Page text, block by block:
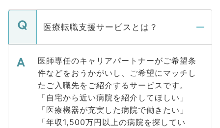
医療転職支援サービスとは？
医師専任のキャリアパートナーがご希望条
件などをおうかがいし、ご希望にマッチし
たご入職先をご紹介するサービスです。
「自宅から近い病院を紹介してほしい」
「医療機器が充実した病院で働きたい」
「年収1,500万円以上の病院を探してい